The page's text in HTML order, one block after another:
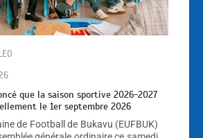
que la saison sportive 2026-2027
le 1er septembre 2026
de Football de Bukavu (EUFBUK)